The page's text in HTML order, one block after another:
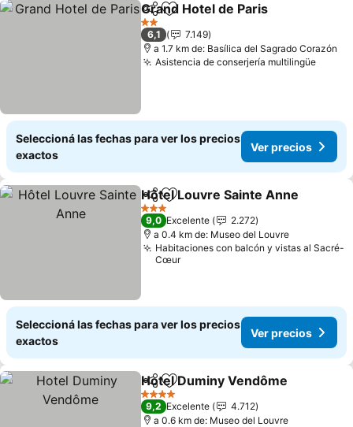
CompartirAñadir a favoritos
Grand Hotel de Paris
2 Estrellas
6,1
7.149
a 1.7 km de: Basílica del Sagrado Corazón
Asistencia de conserjería multilingüeVer
Seleccioná las fechas para ver los precios
exactos
Ver precios
CompartirAñadir a favoritos
Hôtel Louvre Sainte Anne
3 Estrellas
9,0 Excelente
2.272
a 0.4 km de: Museo del Louvre
Habitaciones con balcón y vistas al Sacré-
Cœur
Seleccioná las fechas para ver los precios
exactos
Ver precios
CompartirAñadir a favoritos
Hotel Duminy Vendôme
4 Estrellas
9,2 Excelente
4.712
a 0.6 km de: Museo del Louvre